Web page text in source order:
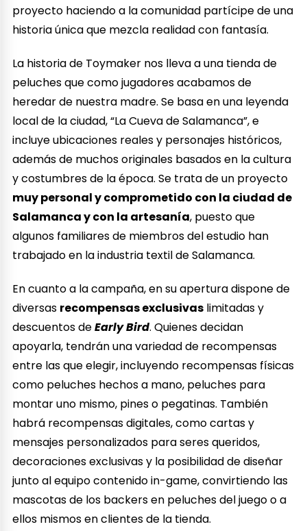
proyecto haciendo a la comunidad partícipe de una
historia única que mezcla realidad con fantasía.
La historia de Toymaker nos lleva a una tienda de
peluches que como jugadores acabamos de
heredar de nuestra madre. Se basa en una leyenda
local de la ciudad, “La Cueva de Salamanca”, e
incluye ubicaciones reales y personajes históricos,
además de muchos originales basados en la cultura
y costumbres de la época. Se trata de un proyecto
muy personal y comprometido con la ciudad de
Salamanca y con la artesanía, puesto que
algunos familiares de miembros del estudio han
trabajado en la industria textil de Salamanca.
En cuanto a la campaña, en su apertura dispone de
diversas recompensas exclusivas limitadas y
descuentos deEarly Bird. Quienes decidan
apoyarla, tendrán una variedad de recompensas
entre las que elegir, incluyendo recompensas físicas
como peluches hechos a mano, peluches para
montar uno mismo, pines o pegatinas. También
habrá recompensas digitales, como cartas y
mensajes personalizados para seres queridos,
decoraciones exclusivas y la posibilidad de diseñar
junto al equipo contenido in-game, convirtiendo las
mascotas de los backers en peluches del juego o a
ellos mismos en clientes de la tienda.